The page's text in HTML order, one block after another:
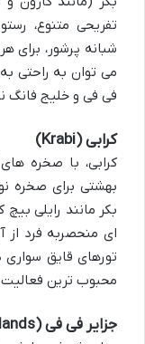
تفریحی متنوع،
شبانه پرشور، برای
می توان به راحتی به
فی فی و خلیج فانگ
کرابی (Krabi)
کرابی، با صخره
بهشتی برای صخره
بکر مانند رایلی
ای منحصربه فرد از
تورهای قایق سواری
محبوب ترین
جزایر فی فی (Phi Phi Islands)